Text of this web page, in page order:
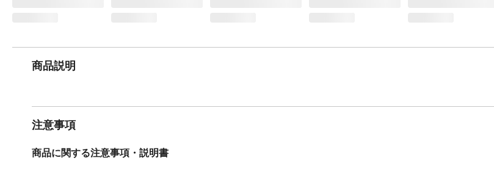
商品説明
注意事項
商品に関する注意事項・説明書